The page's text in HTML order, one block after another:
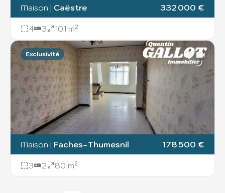
Maison | Caëstre 332 000 €
4 3 101 m²
Exclusivité
Maison | Faches-Thumesnil 178 500 €
3 2 80 m²